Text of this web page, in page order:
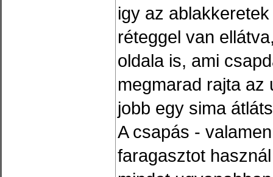
igy az
réteggel van
oldala is, ami
megmarad rajta az
jobb egy sima
A csapás -
faragasztot